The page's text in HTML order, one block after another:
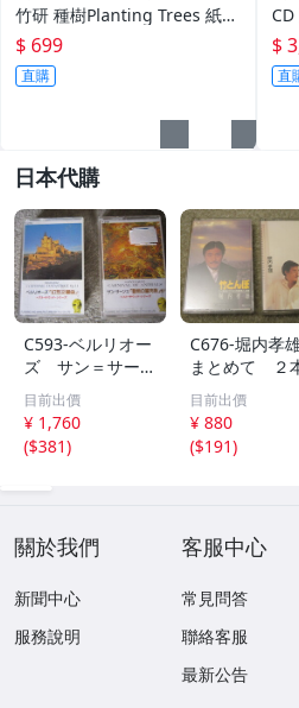
竹研 種樹Planting Trees 紙盒
版CD 售 699元..
$ 699
直購
實
$
直
日本代購
C593-ベルリオー
ズ サン＝サーン
ス ベスト・サウ
ンド・シリーズ
まとめて ２本
セット ※１本未
目前出價
¥ 1,760
($381)
C676-堀内孝
まとめて
セット
目前出價
¥ 880
($191)
關於我們
新聞中心
服務說明
客服中心
常見問答
聯絡客服
最新公告